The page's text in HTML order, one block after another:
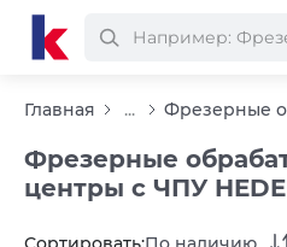
Главная ...
Фрезерные
центры с ЧПУ